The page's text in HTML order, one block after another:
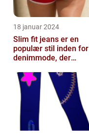
18 januar 2024
Slim fit jeans er en
populær stil inden for
denimmode, der
kvinder